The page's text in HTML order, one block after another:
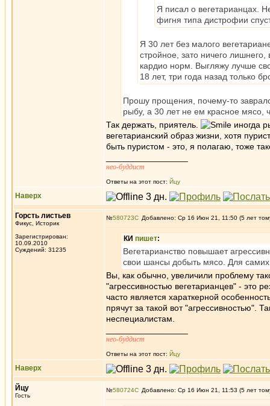
Я писал о вегетарианцах.
фигня типа дистрофии
Я 30 лет без малого
стройное, зато ничего
кардио норм. Выгляжу лучше
18 лет, три года назад только
Прошу прощения, почему-то
рыбу, а 30 лет не ем красное мясо,
Так держать, приятель.
иногда
вегетарианский образ жизни, хотя
быть пуристом - это, я полагаю, тоже
нео-буддист
Ответы на этот пост: Йцу
Наверх
Горсть листьев
Фикус, Историк
Зарегистрирован:
10.09.2010
Суждений: 31235
№580723 Добавлено: Ср 16 Июн 21, 11:50 (5 лет
КИ пишет:
Вегетарианство повышает
свои шансы добыть мясо. Для самих
Вы, как обычно, увеличили проблему
"агрессивностью вегетарианцев" - это
часто является хараткерной
прячут за такой вот "агрессивностью".
неспециалистам.
нео-буддист
Ответы на этот пост: Йцу
Наверх
Йцу
Гость
№580724 Добавлено: Ср 16 Июн 21, 11:53 (5 лет